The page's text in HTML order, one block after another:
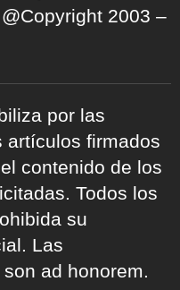
2003 –
por las
artículos firmados
contenido de los
Todos los
su
Las
ad honorem.